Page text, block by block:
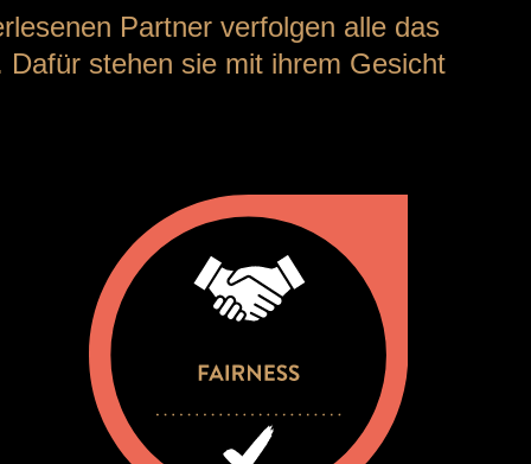
Partner verfolgen alle das
stehen sie mit ihrem Gesicht